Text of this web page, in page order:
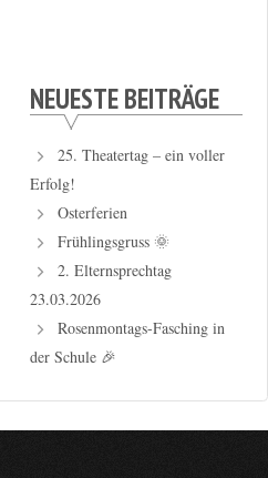
NEUESTE BEITRÄGE
25. Theatertag – ein voller
Erfolg!
Osterferien
Frühlingsgruss 🌞
2. Elternsprechtag
23.03.2026
Rosenmontags-Fasching in
der Schule 🎉